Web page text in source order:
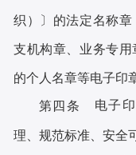
织）〕的法定名称
支机构章、业务专
的个人名章等电子印
第四条 电子印
理、规范标准、安全